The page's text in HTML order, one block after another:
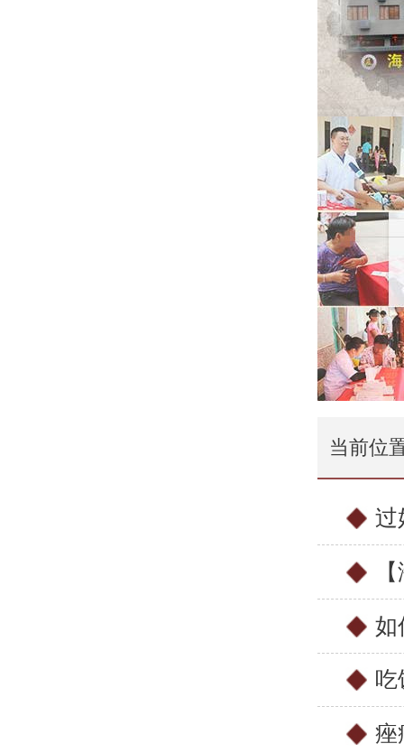
当前位
过
如
吃
痤